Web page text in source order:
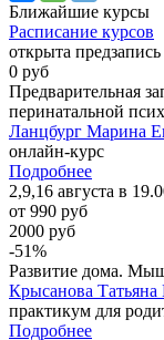
Ближайшие курсы
Расписание курсов
открыта
0 руб
Предварительная
перинатальной
Ланцбург Марина
онлайн-курс
Подробнее
2,9,16 августа в
от 990 руб
2000 руб
-51%
Развитие дома.
Крысанова
практикум для
Подробнее